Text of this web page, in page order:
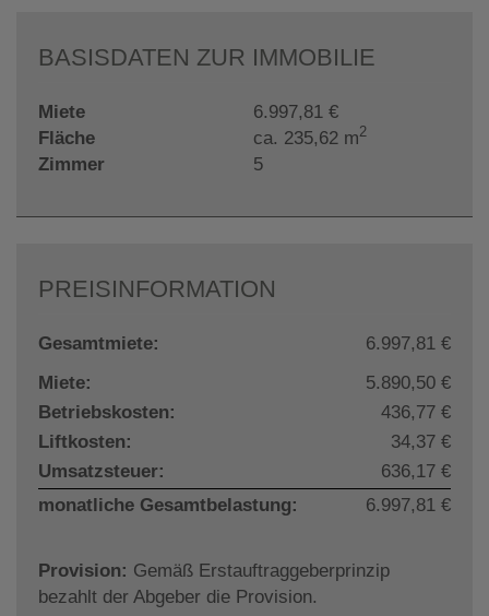
BASISDATEN ZUR IMMOBILIE
Miete
6.997,81 €
Fläche
ca. 235,62 m2
Zimmer 5
PREISINFORMATION
Gesamtmiete:
6.997,81 €
Miete:
5.890,50 €
Betriebskosten:
436,77 €
Liftkosten:
34,37 €
Umsatzsteuer:
636,17 €
monatliche Gesamtbelastung:
6.997,81 €
Provision: Gemäß Erstauftraggeberprinzip
bezahlt der Abgeber die Provision.